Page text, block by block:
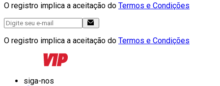
O registro implica a aceitação do Termos e Condições
O registro implica a aceitação do Termos e Condições
siga-nos